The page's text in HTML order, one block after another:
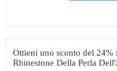
Ottieni uno sconto del
Rhinestone Della Perla